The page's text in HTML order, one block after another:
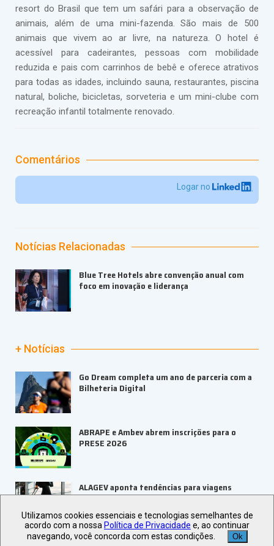
resort do Brasil que tem um safári para a observação de
animais, além de uma mini-fazenda. São mais de 500
animais que vivem ao ar livre, na natureza. O hotel é
acessível para cadeirantes, pessoas com mobilidade
reduzida e pais com carrinhos de bebê e oferece atrativos
para todas as idades, incluindo sauna, restaurantes, piscina
natural, boliche, bicicletas, sorveteria e um mini-clube com
recreação infantil totalmente renovado.
Comentários
Logar no
Notícias Relacionadas
Blue Tree Hotels abre convenção anual com
foco em inovação e liderança
+ Notícias
Go Dream completa um ano de parceria com a
Bilheteria Digital
ABRAPE e Ambev abrem inscrições para o
PRESE 2026
ALAGEV aponta tendências para viagens
corporativas em 2027
UBRAFE e SP Negócios fortalecem
Utilizamos cookies essenciais e tecnologias semelhantes de
acordo com a nossa Política de Privacidade e, ao continuar
navegando, você concorda com estas condições.
Ok